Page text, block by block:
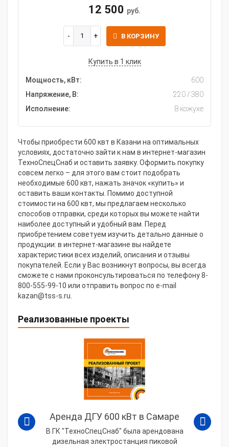
12 500 руб.
В КОРЗИНУ
Купить в 1 клик
Мощность, кВт:
600
Напряжение, В:
220 / 380
Исполнение:
В кожухе
Чтобы приобрести 600 квт в Казани на оптимальных
условиях, достаточно зайти к нам в интернет-магазин
ТехноСпецСнаб и оставить заявку. Оформить покупку
совсем легко – для этого вам стоит подобрать
необходимые 600 квт, нажать значок «купить» и
оставить ваши контакты. Помимо доступной
стоимости на 600 квт, мы предлагаем несколько
способов отправки, среди которых вы можете найти
наиболее доступный и удобный вам. Перед
приобретением советуем изучить детально данные о
продукции: в интернет-магазине вы найдете
характеристики всех изделий, описания и отзывы
покупателей. Если у Вас возникнут вопросы, вы всегда
сможете с нами проконсультироваться по телефону 8-
800-555-99-10 или отправить вопрос по e-mail
kazan@tss-s.ru.
Реализованные проекты
Аренда ДГУ 600 кВт в Самаре
В ГК "ТехноСпецСнаб" была арендована
дизельная электростанция пиковой